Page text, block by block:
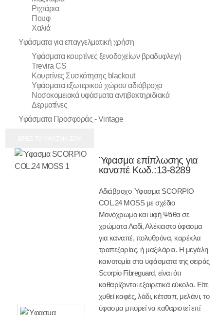
Ριχτάρια
Πουφ
Χαλιά
Υφάσματα για επαγγελματική χρήση
Υφάσματα κουρτίνες ξενοδοχείων βραδυφλεγή
Trevira CS
Κουρτίνες Συσκότησης blackout
Υφάσματα εξωτερικού χώρου αδιάβροχα
Νοσοκομειακά υφάσματα αντιβακτηριδιακά
Δερματίνες
Υφάσματα Προσφοράς - Vintage
Ύφασμα επίπλωσης για
καναπέ Κωδ.:13-8289
Αδιάβροχο Ύφασμα SCORPIO
COL.24 MOSS με σχέδιο
Μονόχρωμο και υφή Ψάθα σε
χρώματα Λαδί, Αλέκιαστο ύφασμα
για καναπέ, πολυθρόνα, καρέκλα
τραπεζαρίας, ή μαξιλάρια. Η μεγάλη
καινοτομία στα υφάσματα της σειράς
Scorpio Fibreguard, είναι ότι
καθαρίζονται εξαιρετικά εύκολα. Είτε
χυθεί καφές, λάδι, κέτσαπ, μελάνι, το
ύφασμα μπορεί να καθαριστεί επί